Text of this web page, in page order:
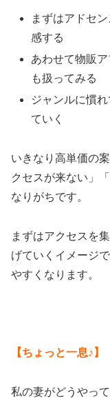
まずはアドセ
感する
あわせて物販
も扱ってみる
ジャンルに慣
ていく
いきなり高単価の
クセスが来ない」
なりがちです。
まずはアクセスを
げていくイメージ
やすくなります。
【ちょっと一息♪】
私の妻がどうやって